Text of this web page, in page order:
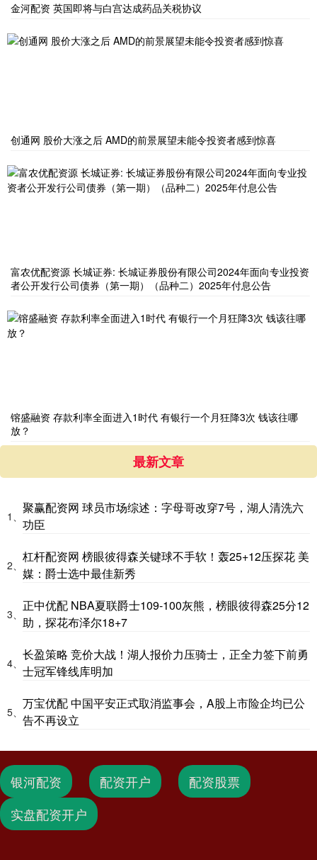
金河配资 英国即将与白宫达成药品关税协议
创通网 股价大涨之后 AMD的前景展望未能令投资者感到惊喜
富农优配资源 长城证券: 长城证券股份有限公司2024年面向专业投资
者公开发行公司债券（第一期）（品种二）2025年付息公告
镕盛融资 存款利率全面进入1时代 有银行一个月狂降3次 钱该往哪
放？
最新文章
1、
聚赢配资网 球员市场综述：字母哥改穿7号，湖人清洗六
功臣
2、
杠杆配资网 榜眼彼得森关键球不手软！轰25+12压探花 美
媒：爵士选中最佳新秀
3、
正中优配 NBA夏联爵士109-100灰熊，榜眼彼得森25分12
助，探花布泽尔18+7
4、
长盈策略 竞价大战！湖人报价力压骑士，正全力签下前勇
士冠军锋线库明加
5、
万宝优配 中国平安正式取消监事会，A股上市险企均已公
告不再设立
银河配资 配资开户
配资股票
实盘配资开户